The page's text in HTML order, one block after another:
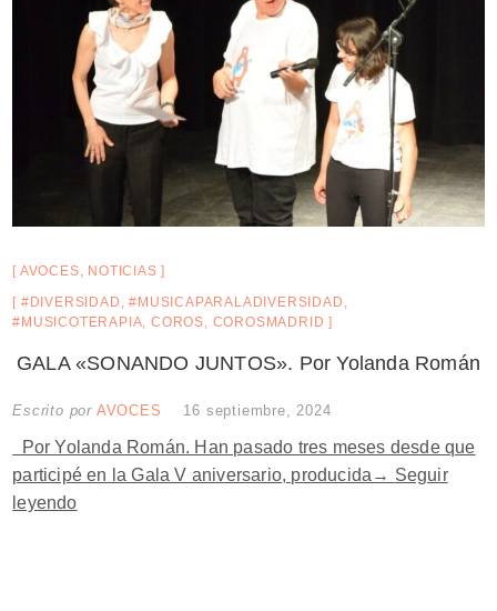
AVOCES, NOTICIAS
#DIVERSIDAD ,#MUSICAPARALADIVERSIDAD ,
#MUSICOTERAPIA,COROS, COROSMADRID
GALA «SONANDO JUNTOS». Por Yolanda Román
Escrito por AVOCES 16 septiembre, 2024
Por Yolanda Román. Han pasado tres meses desde que
participé en la Gala V aniversario, producida→ Seguir
leyendo